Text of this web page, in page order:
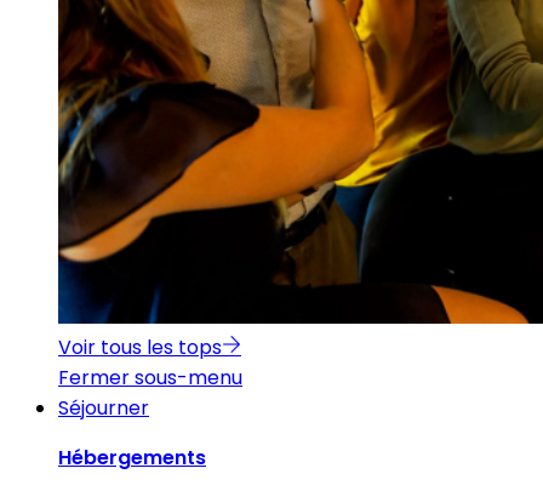
Voir tous les tops
Fermer sous-menu
Séjourner
Hébergements